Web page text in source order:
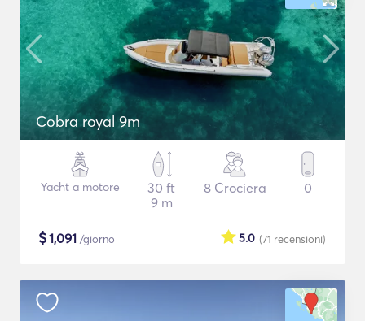
Cobra royal 9m
Yacht a motore
30 ft
9 m
8 Crociera 0
$1,091 /giorno (71 recensioni)
5.0